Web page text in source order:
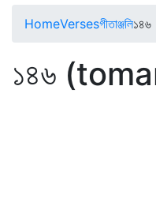
HomeVersesগীতাঞ্জলি১৪৬
১৪৬